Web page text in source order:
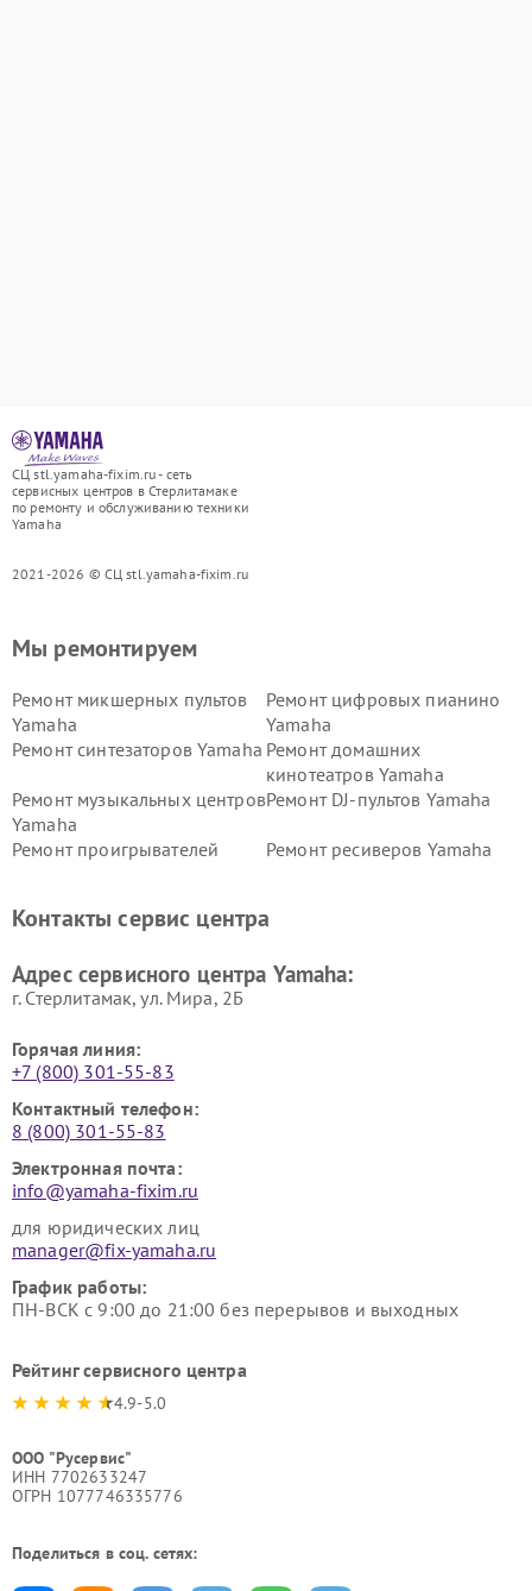
СЦ stl.yamaha-fixim.ru - сеть
сервисных центров в Стерлитамаке
по ремонту и обслуживанию техники
Yamaha
2021-2026 © СЦ stl.yamaha-fixim.ru
Мы ремонтируем
Ремонт микшерных пультов
Yamaha
Ремонт цифровых пианино
Yamaha
Ремонт синтезаторов Yamaha Ремонт домашних
кинотеатров Yamaha
Ремонт музыкальных центров
Yamaha
Ремонт DJ-пультов Yamaha
Ремонт проигрывателей
Ремонт ресиверов Yamaha
Yamaha
Yamaha
Контакты сервис центра
Адрес сервисного центра Yamaha:
г. Стерлитамак, ул. Мира, 2Б
Горячая линия:
+7 (800) 301-55-83
Контактный телефон:
8 (800) 301-55-83
Электронная почта:
info@yamaha-fixim.ru
для юридических лиц
manager@fix-yamaha.ru
График работы:
ПН-ВСК с 9:00 до 21:00 без перерывов и выходных
Рейтинг сервисного центра
4.9-5.0
ООО "Русервис"
ИНН 7702633247
ОГРН 1077746335776
Поделиться в соц. сетях: